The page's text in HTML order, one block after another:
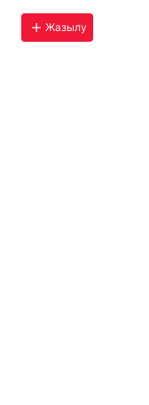
Жазылу